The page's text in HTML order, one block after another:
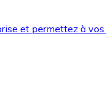
et permettez à